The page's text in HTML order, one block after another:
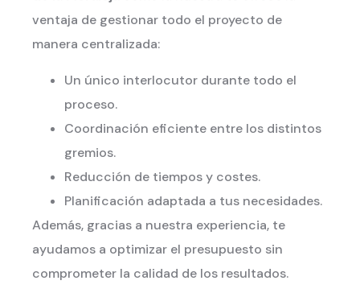
ventaja de gestionar todo el proyecto de
manera centralizada:
Un único interlocutor durante todo el
proceso.
Coordinación eficiente entre los distintos
gremios.
Reducción de tiempos y costes.
Planificación adaptada a tus necesidades.
Además, gracias a nuestra experiencia, te
ayudamos a optimizar el presupuesto sin
comprometer la calidad de los resultados.